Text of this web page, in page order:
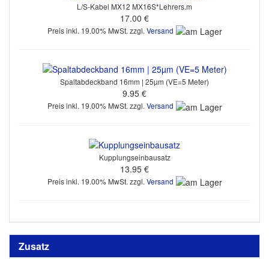
L/S-Kabel MX12 MX16S*Lehrers.m
17.00 €
Preis inkl. 19.00% MwSt. zzgl. Versand
Spaltabdeckband 16mm | 25µm (VE=5 Meter)
9.95 €
Preis inkl. 19.00% MwSt. zzgl. Versand
Kupplungseinbausatz
13.95 €
Preis inkl. 19.00% MwSt. zzgl. Versand
Zusatz